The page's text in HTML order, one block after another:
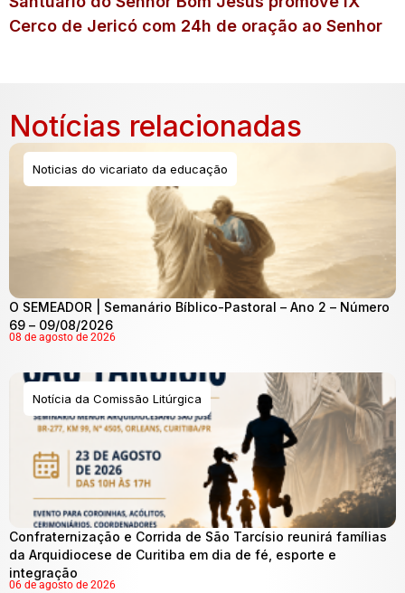
Cerco de Jericó com 24h de oração ao Senhor
Notícias relacionadas
Noticias do vicariato da educação
O SEMEADOR | Semanário Bíblico-Pastoral – Ano 2 – Número
69 – 09/08/2026
08 de agosto de 2026
Notícia da Comissão Litúrgica
Confraternização e Corrida de São Tarcísio reunirá famílias
da Arquidiocese de Curitiba em dia de fé, esporte e
integração
06 de agosto de 2026